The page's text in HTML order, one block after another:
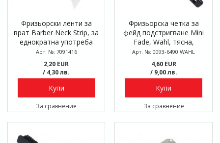
Фризьорски ленти за
врат Barber Neck Strip, за
еднократна употреба
Арт. №: 7091416
2,20 EUR
/ 4,30 лв.
Купи
За сравнение
Фризьорска четка за
фейд подстригване Mini
Fade, Wahl, тясна,
синтетичен косъм
Арт. №: 0093-6490 WAHL
4,60 EUR
/ 9,00 лв.
Купи
За сравнение